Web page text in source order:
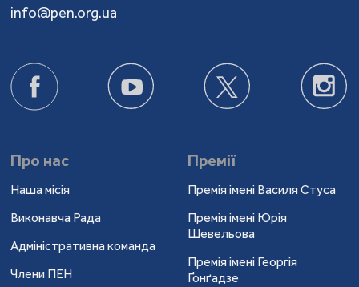
info@pen.org.ua
Про нас
Наша місія
Виконавча Рада
Адміністративна команда
Члени ПЕН
Премії
Премія імені Василя Стуса
Премія імені Юрія
Шевельова
Премія імені Георгія
Ґонґадзе